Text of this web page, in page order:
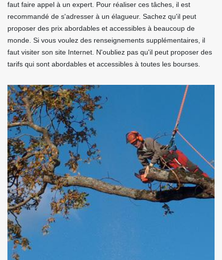
faut faire appel à un expert. Pour réaliser ces tâches, il est
recommandé de s'adresser à un élagueur. Sachez qu'il peut
proposer des prix abordables et accessibles à beaucoup de
monde. Si vous voulez des renseignements supplémentaires, il
faut visiter son site Internet. N'oubliez pas qu'il peut proposer des
tarifs qui sont abordables et accessibles à toutes les bourses.